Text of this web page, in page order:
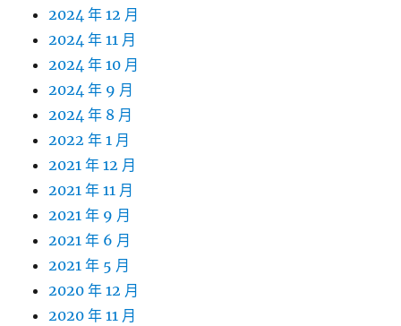
2024 年 12 月
2024 年 11 月
2024 年 10 月
2024 年 9 月
2024 年 8 月
2022 年 1 月
2021 年 12 月
2021 年 11 月
2021 年 9 月
2021 年 6 月
2021 年 5 月
2020 年 12 月
2020 年 11 月